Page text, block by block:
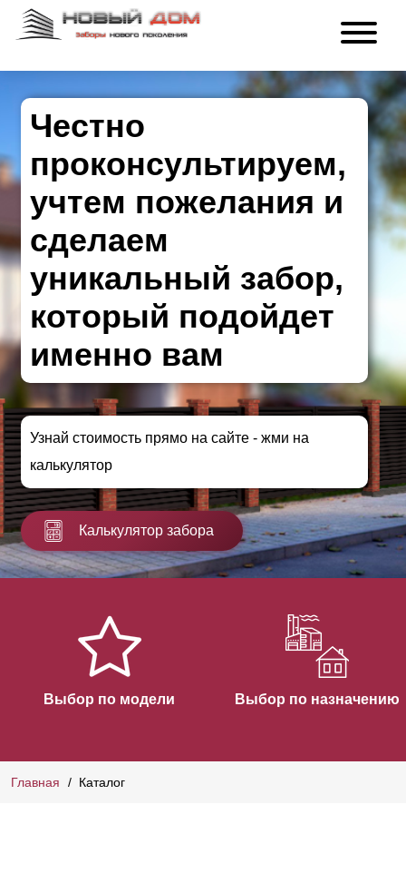
Честно
проконсультируем,
учтем пожелания и
сделаем
уникальный забор,
который подойдет
именно вам
Узнай стоимость прямо на сайте - жми на
калькулятор
Калькулятор забора
Выбор по модели Выбор по назначению
Главная Каталог